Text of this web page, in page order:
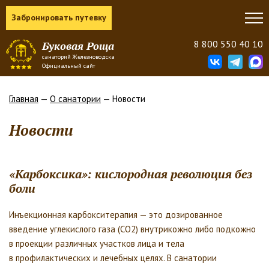
Буковая Роща
санаторий Железноводска
Официальный сайт
8 800 550 40 10
Забронировать путевку
Главная — О санатории — Новости
Новости
«Карбоксика»: кислородная революция без
боли
Инъекционная карбокситерапия — это дозированное
введение углекислого газа (СО2) внутрикожно либо подкожно
в проекции различных участков лица и тела
в профилактических и лечебных целях. В санатории